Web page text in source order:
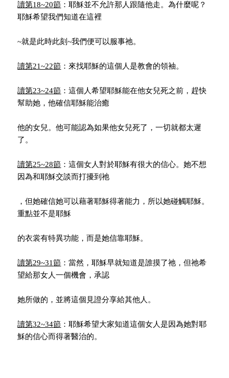
讀第18~20節 ：耶穌並不允許那人跟隨他走。為什麼呢？
耶穌希望我們知道在這裡
~就是此時此刻~我們便可以服事祂。
讀第21~22節 ：來找耶穌的這個人是教會的領袖。
讀第23~24節 ：這個人希望耶穌能在他女兒死之前，趕快
幫助她，他確信耶穌能治癒
他的女兒。他可能認為如果他女兒死了，一切就都太遲
了。
讀第25~28節 ：這個女人對於耶穌有很大的信心。她不想
因為和耶穌交談而打擾到祂
，但她確信她可以藉著耶穌得著能力，所以她碰觸耶穌。
重點並不是耶穌
的衣裳有特異功能，而是她信靠耶穌。
讀第29~31節 ：當然，耶穌早就知道是誰摸了祂，但祂希
望給那女人一個機會，承認
她所做的，並將這個見證分享給其他人。
讀第32~34節 ：耶穌希望大家知道這個女人是因為她對耶
穌的信心而得著醫治的。